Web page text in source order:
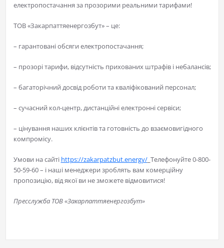
електропостачання за прозорими реальними тарифами!
ТОВ «Закарпаттяенергозбут» – це:
– гарантовані обсяги електропостачання;
– прозорі тарифи, відсутність прихованих штрафів і небалансів;
– багаторічний досвід роботи та кваліфікований персонал;
– сучасний кол-центр, дистанційні електронні сервіси;
– цінування наших клієнтів та готовність до взаємовигідного
компромісу.
Умови на сайті https://zakarpatzbut.energy/ Телефонуйте 0-800-
50-59-60 – і наші менеджери зроблять вам комерційну
пропозицію, від якої ви не зможете відмовитися!
Пресслужба ТОВ «Закарпаттяенергозбут»